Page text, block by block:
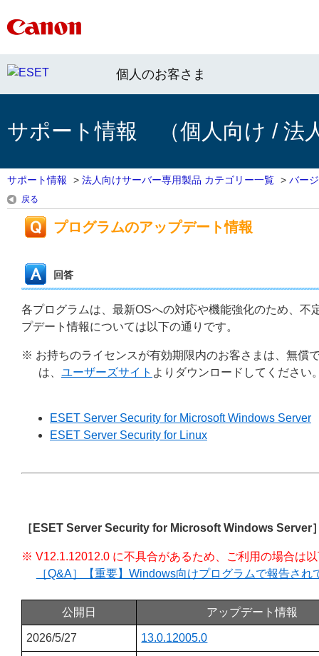
個人のお客さま
サポート情報 （個人向け / 法
サポート情報 > 法人向けサーバー専用製品 カテゴリー一覧 > バー
戻る
プログラムのアップデート情報
回答
各プログラムは、最新OSへの対応や機能強化のため、
プデート情報については以下の通りです。
※ お持ちのライセンスが有効期限内のお客さまは、無償
は、 ユーザーズサイト よりダウンロードしてください
ESET Server Security for Microsoft Windows Server
ESET Server Security for Linux
［ESET Server Security for Microsoft Windows Server
※ V12.1.12012.0 に不具合があるため、ご利用の場合は
［Q&A］【重要】Windows向けプログラムで報告さ
公開日 アップデート情報
2026/5/27 13.0.12005.0